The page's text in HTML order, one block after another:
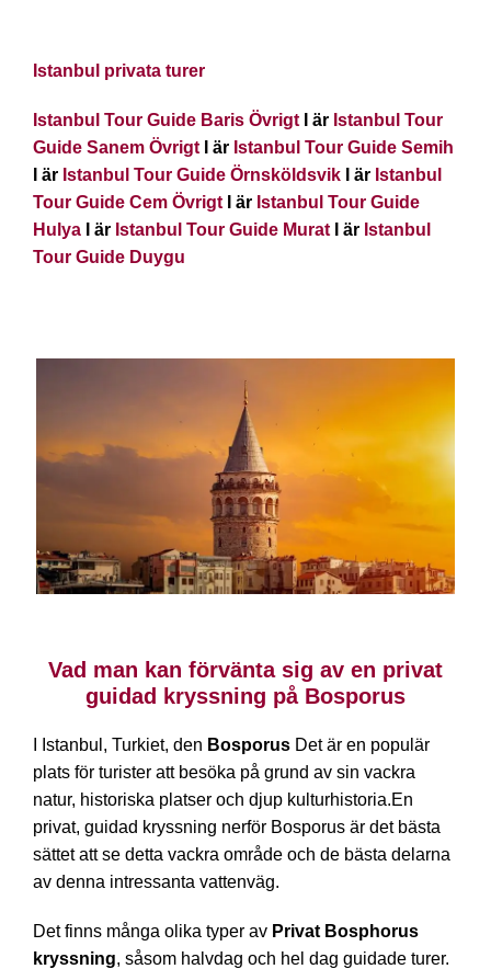
Istanbul privata turer
Istanbul Tour Guide Baris Övrigt I är Istanbul Tour
Guide Sanem Övrigt I är Istanbul Tour Guide Semih
I är Istanbul Tour Guide Örnsköldsvik I är Istanbul
Tour Guide Cem Övrigt I är Istanbul Tour Guide
Hulya I är Istanbul Tour Guide Murat I är Istanbul
Tour Guide Duygu
Vad man kan förvänta sig av en privat
guidad kryssning på Bosporus
I Istanbul, Turkiet, den Bosporus Det är en populär
plats för turister att besöka på grund av sin vackra
natur, historiska platser och djup kulturhistoria.En
privat, guidad kryssning nerför Bosporus är det bästa
sättet att se detta vackra område och de bästa delarna
av denna intressanta vattenväg.
Det finns många olika typer av Privat Bosphorus
kryssning, såsom halvdag och hel dag guidade turer.